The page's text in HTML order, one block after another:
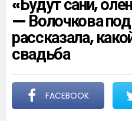
— Волочкова
рассказала,
свадьба
FACEBOOK